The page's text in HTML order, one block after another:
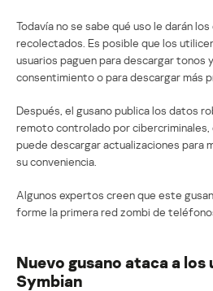
Todavía no se sabe qué uso le darán
recolectados. Es posible que los
usuarios paguen para descargar tonos
consentimiento o para descargar más
Después, el gusano publica los datos
remoto controlado por
puede descargar actualizaciones para
su conveniencia.
Algunos expertos creen que este
forme la primera red zombi de
Nuevo gusano ataca a los
Symbian